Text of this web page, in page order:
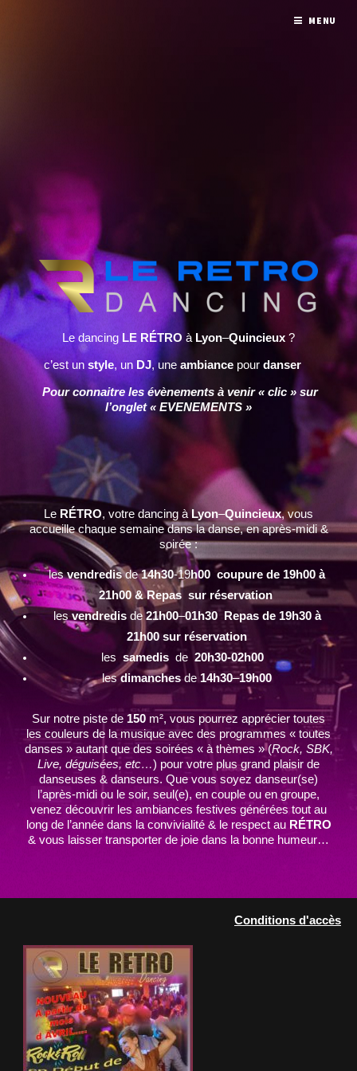
Le dancing LE RÉTRO à Lyon–Quincieux ?
c’est unstyle, un DJ, une ambiancepour danser
Pour connaitre les évènements à venir « clic » sur
l’onglet « EVENEMENTS »
Le RÉTRO, votre dancing àLyon–Quincieux, vous
accueille chaque semaine dans la danse, en après-midi &
soirée :
lesvendredisde14h30-19h00 coupure de 19h00 à
21h00 & Repas sur réservation
lesvendredisde21h00–01h30 Repas de 19h30 à
21h00 sur réservation
les samedis de20h30-02h00
lesdimanches de 14h30–19h00
Sur notre piste de 150 m², vous pourrez apprécier toutes
les couleurs de la musique avec des programmes « toutes
danses » autant que des soirées « à thèmes » (Rock, SBK,
Live, déguisées, etc…) pour votre plus grand plaisir de
danseuses & danseurs. Que vous soyez danseur(se)
l’après-midi ou le soir, seul(e), en couple ou en groupe,
venez découvrir les ambiances festives générées tout au
long de l’année dans la convivialité & le respect au RÉTRO
& vous laisser transporter de joie dans la bonne humeur…
Conditions d'accès
MENU